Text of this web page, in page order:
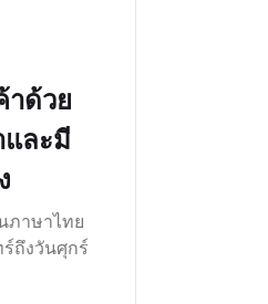
ด้วย
ละมี
ภาษาไทย
ถึงวันศุกร์